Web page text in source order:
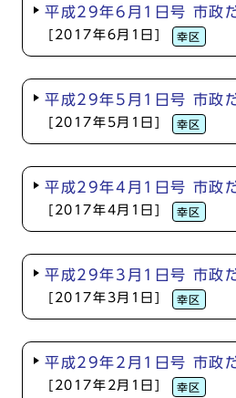
平成29年6月1日号 市政
[2017年6月1日] 幸区
平成29年5月1日号 市政
[2017年5月1日] 幸区
平成29年4月1日号 市政
[2017年4月1日] 幸区
平成29年3月1日号 市政
[2017年3月1日] 幸区
平成29年2月1日号 市政
[2017年2月1日] 幸区